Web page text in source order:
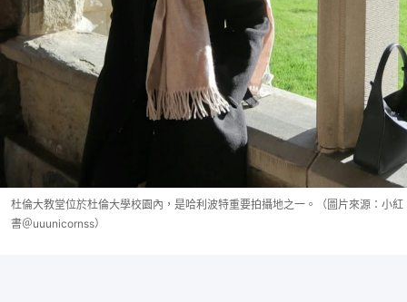
杜倫大教堂位於杜倫大學校園內，是哈利波特重要拍攝地之一。（圖片來源：小紅
書＠uuunicornss）